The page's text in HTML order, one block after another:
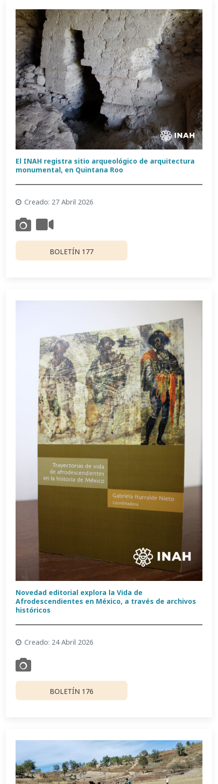
El INAH registra sitio arqueológico de arquitectura
monumental, en Quintana Roo
Creado: 27 Abril 2026
BOLETÍN 177
Novedad editorial explora la Vida de
Afrodescendientes en México, a través de archivos
históricos
Creado: 24 Abril 2026
BOLETÍN 176